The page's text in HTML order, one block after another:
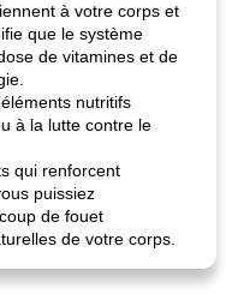
à votre corps et
que le système
de vitamines et de
nutritifs
à la lutte contre le
qui renforcent
puissiez
de fouet
de votre corps.